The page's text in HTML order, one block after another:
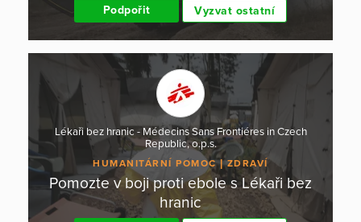
Podpořit Vyzvat ostatní
Lékaři bez hranic - Médecins Sans Frontiéres in Czech
Republic, o.p.s.
HUMANITÁRNÍ POMOC ZDRAVÍ
Pomozte v boji proti ebole s Lékaři bez
hranic